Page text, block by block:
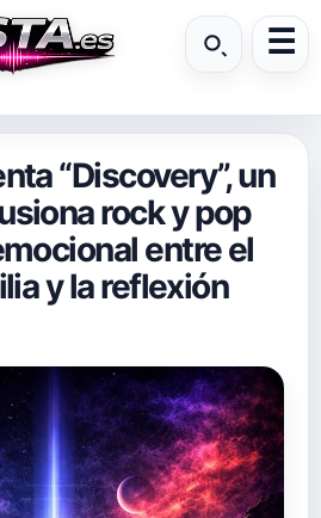
“Discovery”, un
rock y pop
entre el
y la reflexión